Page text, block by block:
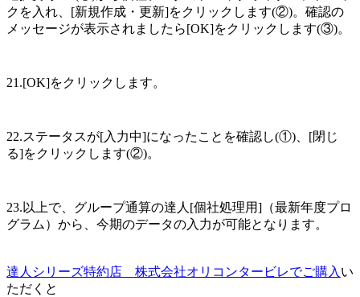
クを入れ、[新規作成・更新]をクリックします(②)。確認の
メッセージが表示されましたら[OK]をクリックします(③)。
21.[OK]をクリックします。
22.ステータスが[入力中]になったことを確認し(①)、[閉じ
る]をクリックします(②)。
23.以上で、グループ通算の達人[個社処理用]（最新年度プロ
グラム）から、今期のデータの入力が可能となります。
達人シリーズ特約店 株式会社オリコンタービレでご購入 い
ただくと